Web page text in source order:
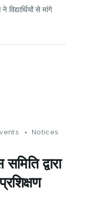
से मांगे
Notices
द्वारा